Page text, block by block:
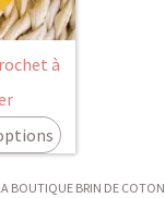
à
BOUTIQUE BRIN DE COTON